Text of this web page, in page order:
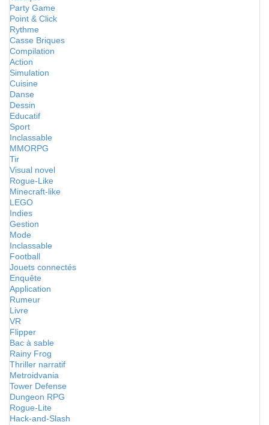
Party Game
Point & Click
Rythme
Casse Briques
Compilation
Action
Simulation
Cuisine
Danse
Dessin
Educatif
Sport
Inclassable
MMORPG
Tir
Visual novel
Rogue-Like
Minecraft-like
LEGO
Indies
Gestion
Mode
Inclassable
Football
Jouets connectés
Enquête
Application
Rumeur
Livre
VR
Flipper
Bac à sable
Rainy Frog
Thriller narratif
Metroidvania
Tower Defense
Dungeon RPG
Rogue-Lite
Hack-and-Slash